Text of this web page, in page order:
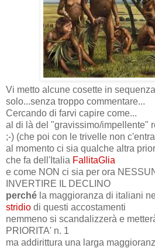
Vi metto alcune cosette in
solo...senza troppo commentare...
Cercando di farvi capire come...
al di là del "gravissimo/impellente"
;-) (che poi con le trivelle non
al momento ci sia qualche altra
che fa dell'Italia FallitaGlia
e come NON ci sia per ora
INVERTIRE IL DECLINO
perché la maggioranza di italiani
stridio di questi accostamenti
nemmeno si scandalizzerà e
PRIORITA' n. 1
ma addirittura una larga